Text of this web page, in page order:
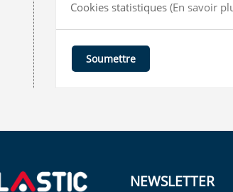
Cookies statistiques (En savoir
Soumettre
NEWSLETTER